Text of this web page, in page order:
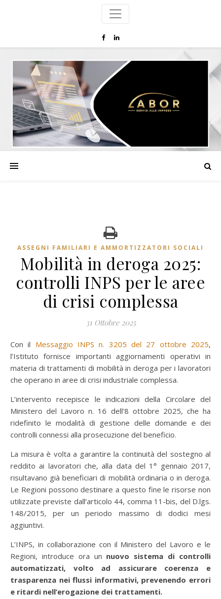
ASSEGNI FAMILIARI E AMMORTIZZATORI SOCIALI
Mobilità in deroga 2025:
controlli INPS per le aree
di crisi complessa
31 Ottobre 2025
Con il Messaggio INPS n. 3205 del 27 ottobre 2025,
l’Istituto fornisce importanti aggiornamenti operativi in
materia di trattamenti di mobilità in deroga per i lavoratori
che operano in aree di crisi industriale complessa.
L’intervento recepisce le indicazioni della Circolare del
Ministero del Lavoro n. 16 dell’8 ottobre 2025, che ha
ridefinito le modalità di gestione delle domande e dei
controlli connessi alla prosecuzione del beneficio.
La misura è volta a garantire la continuità del sostegno al
reddito ai lavoratori che, alla data del 1° gennaio 2017,
risultavano già beneficiari di mobilità ordinaria o in deroga.
Le Regioni possono destinare a questo fine le risorse non
utilizzate previste dall’articolo 44, comma 11-bis, del D.lgs.
148/2015, per un periodo massimo di dodici mesi
aggiuntivi.
L’INPS, in collaborazione con il Ministero del Lavoro e le
Regioni, introduce ora un nuovo sistema di controlli
automatizzati, volto ad assicurare coerenza e
trasparenza nei flussi informativi, prevenendo errori
e ritardi nell’erogazione dei trattamenti.